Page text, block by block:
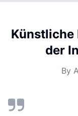
Künstliche
der
By